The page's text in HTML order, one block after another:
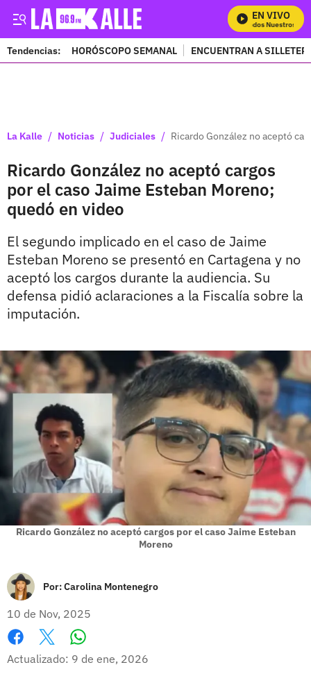
EN VIVO
Mira Todos Nuestros
Tendencias: HORÓSCOPO SEMANAL ENCUENTRAN A
La Kalle / Noticias / Judiciales / Ricardo González no aceptó
Ricardo González no aceptó cargos
por el caso Jaime Esteban Moreno;
quedó en video
El segundo implicado en el caso de Jaime
Esteban Moreno se presentó en Cartagena y no
aceptó los cargos durante la audiencia. Su
defensa pidió aclaraciones a la Fiscalía sobre la
imputación.
Ricardo González no aceptó cargos por el caso Jaime Esteban
Moreno
Por:Carolina Montenegro
10 de Nov, 2025
Facebook
X
Actualizado: 9 de ene, 2026